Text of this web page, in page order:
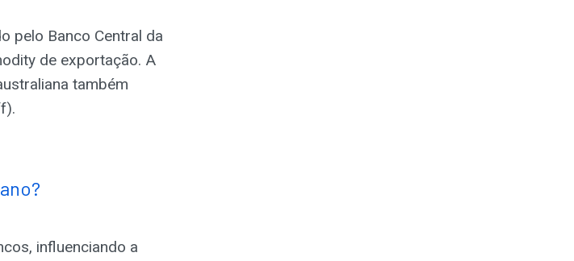
pelo Banco Central da
de exportação. A
também
influenciando a